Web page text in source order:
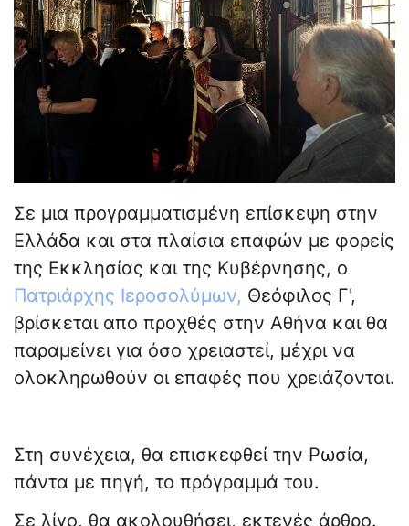
Σε μια προγραμματισμένη επίσκεψη στην
Ελλάδα και στα πλαίσια επαφών με φορείς
της Εκκλησίας και της Κυβέρνησης, ο
Πατριάρχης Ιεροσολύμων, Θεόφιλος Γ',
βρίσκεται απο προχθές στην Αθήνα και θα
παραμείνει για όσο χρειαστεί, μέχρι να
ολοκληρωθούν οι επαφές που χρειάζονται.
Στη συνέχεια, θα επισκεφθεί την Ρωσία,
πάντα με πηγή, το πρόγραμμά του.
Σε λίγο, θα ακολουθήσει, εκτενές άρθρο.